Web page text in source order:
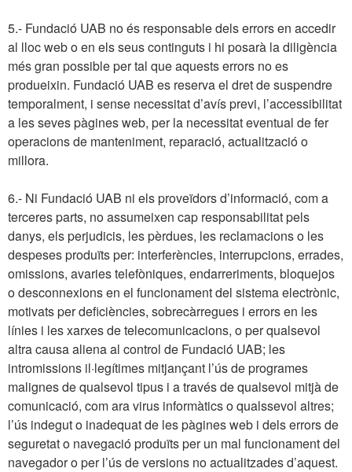
5.- Fundació UAB no és responsable dels errors en accedir
al lloc web o en els seus continguts i hi posarà la diligència
més gran possible per tal que aquests errors no es
produeixin. Fundació UAB es reserva el dret de suspendre
temporalment, i sense necessitat d’avís previ, l’accessibilitat
a les seves pàgines web, per la necessitat eventual de fer
operacions de manteniment, reparació, actualització o
millora.
6.- Ni Fundació UAB ni els proveïdors d’informació, com a
terceres parts, no assumeixen cap responsabilitat pels
danys, els perjudicis, les pèrdues, les reclamacions o les
despeses produïts per: interferències, interrupcions, errades,
omissions, avaries telefòniques, endarreriments, bloquejos
o desconnexions en el funcionament del sistema electrònic,
motivats per deficiències, sobrecàrregues i errors en les
línies i les xarxes de telecomunicacions, o per qualsevol
altra causa aliena al control de Fundació UAB; les
intromissions il·legítimes mitjançant l’ús de programes
malignes de qualsevol tipus i a través de qualsevol mitjà de
comunicació, com ara virus informàtics o qualssevol altres;
l’ús indegut o inadequat de les pàgines web i dels errors de
seguretat o navegació produïts per un mal funcionament del
navegador o per l’ús de versions no actualitzades d’aquest.